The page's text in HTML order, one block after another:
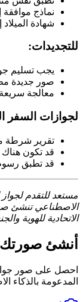
نماذج
شهادة الميلاد
للتجديدات:
يجب تسليم
صور جديدة
معالجة
لجوازات السفر
تقرير شرطة
قد تكون هناك
قد تطبق
مستعد للتقدم لجواز
الاصطناعي تنشئ
الاتحادية للهوية
أنشئ صورتك
احصل على صور جواز
المدعومة بالذكاء